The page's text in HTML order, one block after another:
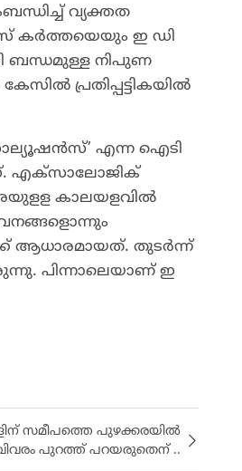
വ്യക്തത
കർത്തയെയും ഇ ഡി
ബന്ധമുള്ള നിപുണ
പ്രതിപ്പട്ടികയിൽ
എന്ന ഐടി
എക്സാലോജിക്
കാലയളവിൽ
ആധാരമായത്. തുടർന്ന്
പിന്നാലെയാണ് ഇ
സമീപത്തെ പുഴക്കരയിൽ
പുറത്ത് പറയരുതെന് ..